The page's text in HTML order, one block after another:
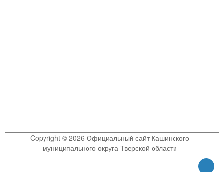
Copyright © 2026 Официальный сайт Кашинского
муниципального округа Тверской области